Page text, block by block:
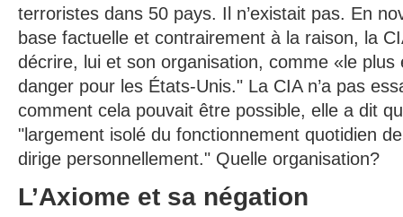
terroristes dans 50 pays. Il n’existait pas. En
base factuelle et contrairement à la raison, la
décrire, lui et son organisation, comme «le plus
danger pour les États-Unis." La CIA n’a pas
comment cela pouvait être possible, elle a dit
"largement isolé du fonctionnement quotidien de
dirige personnellement." Quelle organisation?
L’Axiome et sa négation